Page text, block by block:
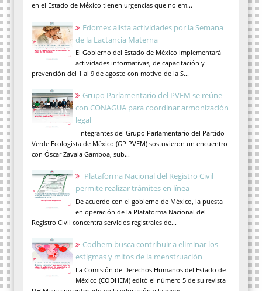
en el Estado de México tienen urgencias que no em...
Edomex alista actividades por la Semana
de la Lactancia Materna
El Gobierno del Estado de México implementará
actividades informativas, de capacitación y
prevención del 1 al 9 de agosto con motivo de la S...
Grupo Parlamentario del PVEM se reúne
con CONAGUA para coordinar armonización
legal
Integrantes del Grupo Parlamentario del Partido
Verde Ecologista de México (GP PVEM) sostuvieron un encuentro
con Óscar Zavala Gamboa, sub...
Plataforma Nacional del Registro Civil
permite realizar trámites en línea
De acuerdo con el gobierno de México, la puesta
en operación de la Plataforma Nacional del
Registro Civil concentra servicios registrales de...
Codhem busca contribuir a eliminar los
estigmas y mitos de la menstruación
La Comisión de Derechos Humanos del Estado de
México (CODHEM) editó el número 5 de su revista